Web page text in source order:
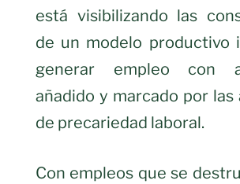
está visibilizando las
de un modelo productivo
generar empleo con
añadido y marcado por las
de precariedad laboral.
Con empleos que se